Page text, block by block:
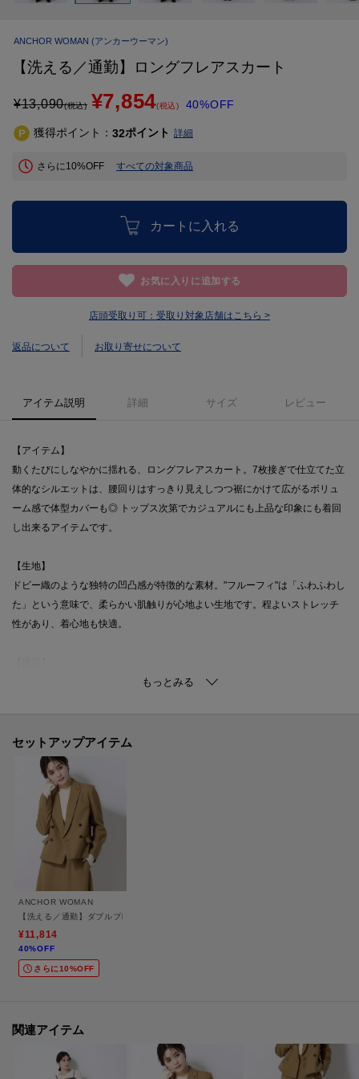
ANCHOR WOMAN (アンカーウーマン)
【洗える／通勤】ロングフレアスカート
¥13,090(税込) ¥7,854(税込) 40%OFF
獲得ポイント： 32ポイント 詳細
さらに10%OFF すべての対象商品
カートに入れる
お気に入りに追加する
店頭受取り可： 受取り対象店舗はこちら >
返品について お取り寄せについて
アイテム説明 詳細 サイズ レビュー
【アイテム】
動くたびにしなやかに揺れる、ロングフレアスカート。7枚接ぎで仕立てた立
体的なシルエットは、腰回りはすっきり見えしつつ裾にかけて広がるボリュ
ーム感で体型カバーも◎ トップス次第でカジュアルにも上品な印象にも着回
し出来るアイテムです。
【生地】
ドビー織のような独特の凹凸感が特徴的な素材。"フルーフィ"は「ふわふわし
た」という意味で、柔らかい肌触りが心地よい生地です。程よいストレッチ
性があり、着心地も快適。
ウォッシャブル／汚れてもご家庭で簡単にお洗濯が可能です。
／膝まで裏地
【洗濯表示】ドライクリーニング・家庭洗濯可《洗濯機可（ネット使用・弱
水流）》
【セットアップ対応商品】
ジャケット：R73－42021
【共生地商品】
ワンピース：R73－52003
【モデル情報】
163cm B80cm W58cm H87cm
【ANCHOR WOMAN（アンカーウーマン）】
ANCHOR WOMAN（アンカーウーマン）は働くビジネスパーソンを応援する
ブランドとしてデビューしました。
セットアップアイテム
ANCHOR WOMAN
【洗える／通勤】ダブルブレストショートジャケット
¥11,814
40%OFF
さらに10%OFF
関連アイテム